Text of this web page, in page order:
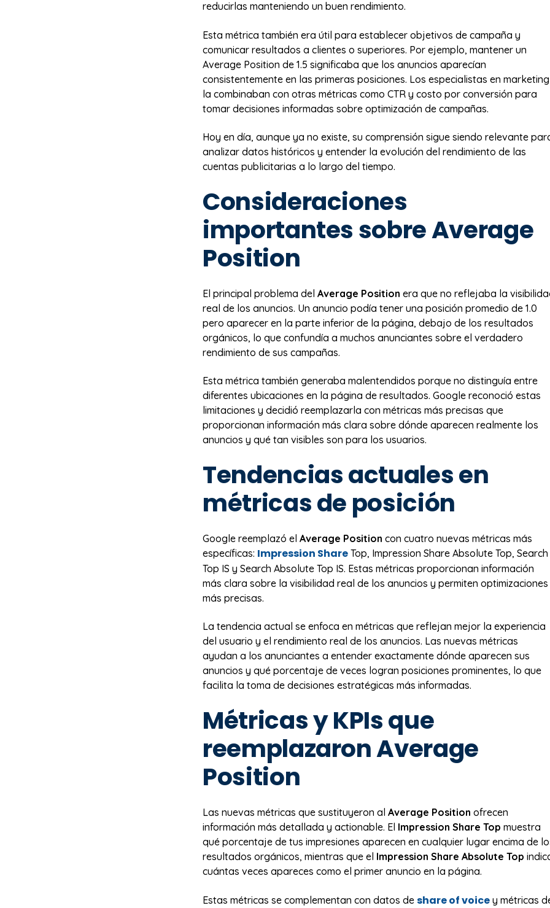
reducirlas manteniendo un buen rendimiento.
Esta métrica también era útil para establecer objetivos de campaña y
comunicar resultados a clientes o superiores. Por ejemplo, mantener un
Average Position de 1.5 significaba que los anuncios aparecían
consistentemente en las primeras posiciones. Los especialistas en marketing
la combinaban con otras métricas como CTR y costo por conversión para
tomar decisiones informadas sobre optimización de campañas.
Hoy en día, aunque ya no existe, su comprensión sigue siendo relevante
analizar datos históricos y entender la evolución del rendimiento de las
cuentas publicitarias a lo largo del tiempo.
Consideraciones
importantes sobre Average
Position
El principal problema del Average Position era que no reflejaba la
real de los anuncios. Un anuncio podía tener una posición promedio de 1.0
pero aparecer en la parte inferior de la página, debajo de los resultados
orgánicos, lo que confundía a muchos anunciantes sobre el verdadero
rendimiento de sus campañas.
Esta métrica también generaba malentendidos porque no distinguía entre
diferentes ubicaciones en la página de resultados. Google reconoció estas
limitaciones y decidió reemplazarla con métricas más precisas que
proporcionan información más clara sobre dónde aparecen realmente los
anuncios y qué tan visibles son para los usuarios.
Tendencias actuales en
métricas de posición
Google reemplazó el Average Position con cuatro nuevas métricas más
específicas: Impression Share Top, Impression Share Absolute Top, Search
Top IS y Search Absolute Top IS. Estas métricas proporcionan información
más clara sobre la visibilidad real de los anuncios y permiten optimizaciones
más precisas.
La tendencia actual se enfoca en métricas que reflejan mejor la experiencia
del usuario y el rendimiento real de los anuncios. Las nuevas métricas
ayudan a los anunciantes a entender exactamente dónde aparecen sus
anuncios y qué porcentaje de veces logran posiciones prominentes, lo que
facilita la toma de decisiones estratégicas más informadas.
Métricas y KPIs que
reemplazaron Average
Position
Las nuevas métricas que sustituyeron al Average Position ofrecen
información más detallada y actionable. El Impression Share Top muestra
qué porcentaje de tus impresiones aparecen en cualquier lugar encima de
resultados orgánicos, mientras que el Impression Share Absolute Top
cuántas veces apareces como el primer anuncio en la página.
Estas métricas se complementan con datos de share of voice y métricas